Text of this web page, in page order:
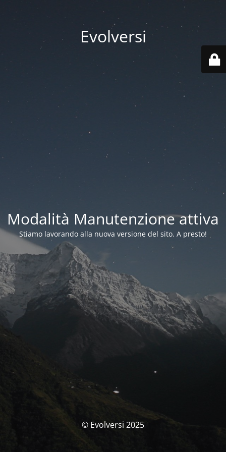
Evolversi
Modalità Manutenzione attiva
Stiamo lavorando alla nuova versione del sito. A presto!
© Evolversi 2025